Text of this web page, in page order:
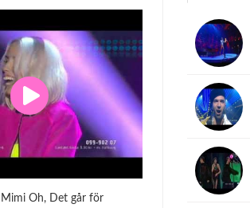
Oh, Det går för